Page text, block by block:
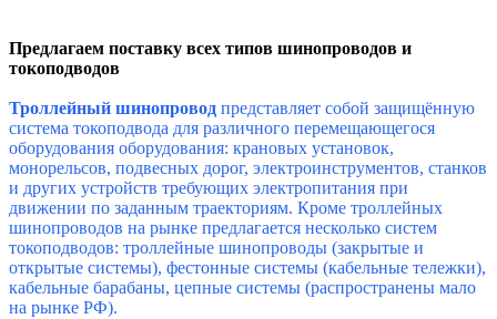
Предлагаем поставку всех типов шинопроводов и
токоподводов
Троллейный шинопровод представляет собой защищённую
система токоподвода для различного перемещающегося
оборудования оборудования: крановых установок,
монорельсов, подвесных дорог, электроинструментов, станков
и других устройств требующих электропитания при
движении по заданным траекториям. Кроме троллейных
шинопроводов на рынке предлагается несколько систем
токоподводов: троллейные шинопроводы (закрытые и
открытые системы), фестонные системы (кабельные тележки),
кабельные барабаны, цепные системы (распространены мало
на рынке РФ).